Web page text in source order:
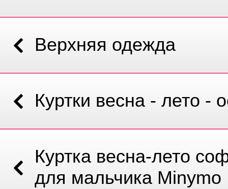
Верхняя одежда
Куртки весна - лето -
Куртка весна-лето
для мальчика Minymo